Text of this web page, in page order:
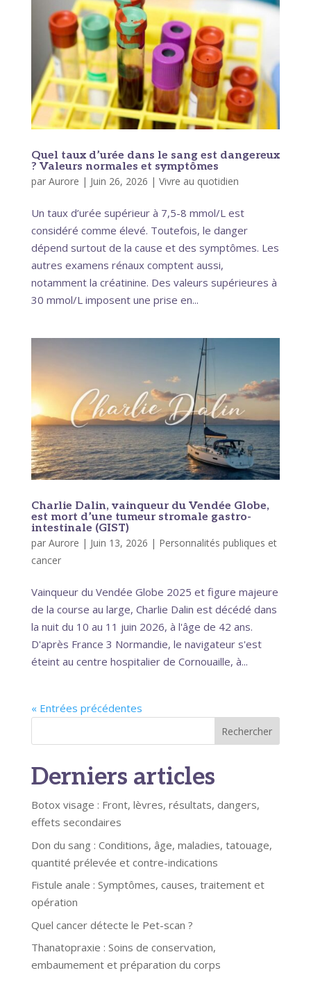
Quel taux d’urée dans le sang est dangereux
? Valeurs normales et symptômes
par Aurore | Juin 26, 2026 | Vivre au quotidien
Un taux d’urée supérieur à 7,5-8 mmol/L est
considéré comme élevé. Toutefois, le danger
dépend surtout de la cause et des symptômes. Les
autres examens rénaux comptent aussi,
notamment la créatinine. Des valeurs supérieures à
30 mmol/L imposent une prise en...
Charlie Dalin, vainqueur du Vendée Globe,
est mort d’une tumeur stromale gastro-
intestinale (GIST)
par Aurore | Juin 13, 2026 | Personnalités publiques et
cancer
Vainqueur du Vendée Globe 2025 et figure majeure
de la course au large, Charlie Dalin est décédé dans
la nuit du 10 au 11 juin 2026, à l'âge de 42 ans.
D'après France 3 Normandie, le navigateur s'est
éteint au centre hospitalier de Cornouaille, à...
« Entrées précédentes
Rechercher
Derniers articles
Botox visage : Front, lèvres, résultats, dangers,
effets secondaires
Don du sang : Conditions, âge, maladies, tatouage,
quantité prélevée et contre-indications
Fistule anale : Symptômes, causes, traitement et
opération
Quel cancer détecte le Pet-scan ?
Thanatopraxie : Soins de conservation,
embaumement et préparation du corps